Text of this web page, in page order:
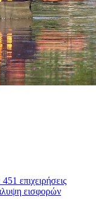
επιχειρήσεις
εισφορών